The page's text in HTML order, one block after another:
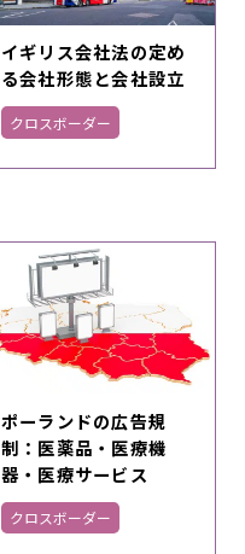
イギリス会社法の定め
る会社形態と会社設立
クロスボーダー
ポーランドの広告規
制：医薬品・医療機
器・医療サービス
クロスボーダー